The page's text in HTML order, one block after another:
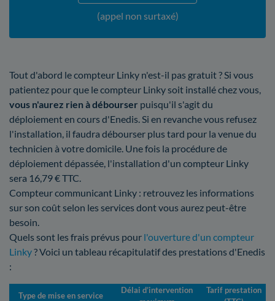
(appel non surtaxé)
Tout d'abord le compteur Linky n'est-il pas gratuit ? Si vous
patientez pour que le compteur Linky soit installé chez vous,
vous n'aurez rien à débourser puisqu'il s'agit du
déploiement en cours d'Enedis. Si en revanche vous refusez
l'installation, il faudra débourser plus tard pour la venue du
technicien à votre domicile. Une fois la procédure de
déploiement dépassée, l'installation d'un compteur Linky
sera 16,79 € TTC.
Compteur communicant Linky : retrouvez les informations
sur son coût selon les services dont vous aurez peut-être
besoin.
Quels sont les frais prévus pour l'ouverture d'un compteur
Linky? Voici un tableau récapitulatif des prestations d'Enedis
:
Type de mise en service
Délai d’intervention
Tarif prestation